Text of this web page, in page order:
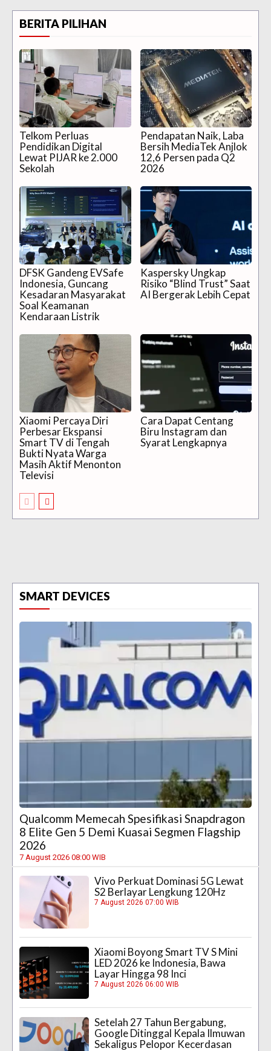
BERITA PILIHAN
Telkom Perluas
Pendidikan Digital
Lewat PIJAR ke 2.000
Sekolah
Pendapatan Naik, Laba
Bersih MediaTek Anjlok
12,6 Persen pada Q2
2026
DFSK Gandeng EVSafe
Indonesia, Guncang
Kesadaran Masyarakat
Soal Keamanan
Kendaraan Listrik
Kaspersky Ungkap
Risiko “Blind Trust” Saat
AI Bergerak Lebih Cepat
Xiaomi Percaya Diri
Perbesar Ekspansi
Smart TV di Tengah
Bukti Nyata Warga
Masih Aktif Menonton
Televisi
Cara Dapat Centang
Biru Instagram dan
Syarat Lengkapnya
SMART DEVICES
Qualcomm Memecah Spesifikasi Snapdragon
8 Elite Gen 5 Demi Kuasai Segmen Flagship
2026
7 August 2026 08:00 WIB
Vivo Perkuat Dominasi 5G Lewat
S2 Berlayar Lengkung 120Hz
7 August 2026 07:00 WIB
Xiaomi Boyong Smart TV S Mini
LED 2026 ke Indonesia, Bawa
Layar Hingga 98 Inci
7 August 2026 06:00 WIB
Setelah 27 Tahun Bergabung,
Google Ditinggal Kepala Ilmuwan
Sekaligus Pelopor Kecerdasan